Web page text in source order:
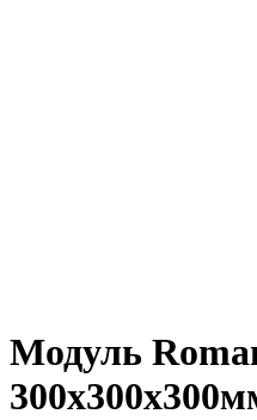
Модуль